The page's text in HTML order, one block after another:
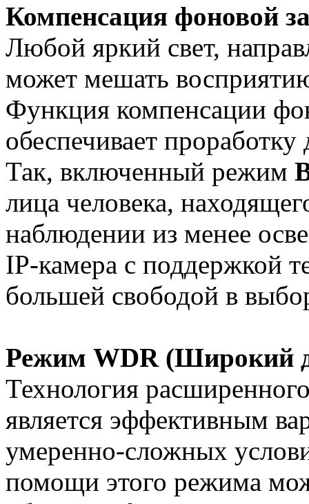
Компенсация фоновой
Любой яркий свет,
может мешать
Функция компенсации
обеспечивает проработку
Так, включенный режим
лица человека,
наблюдении из менее
IP-камера с поддержкой
большей свободой в
Режим WDR (Широкий
Технология
является эффективным
умеренно-сложных
помощи этого режима